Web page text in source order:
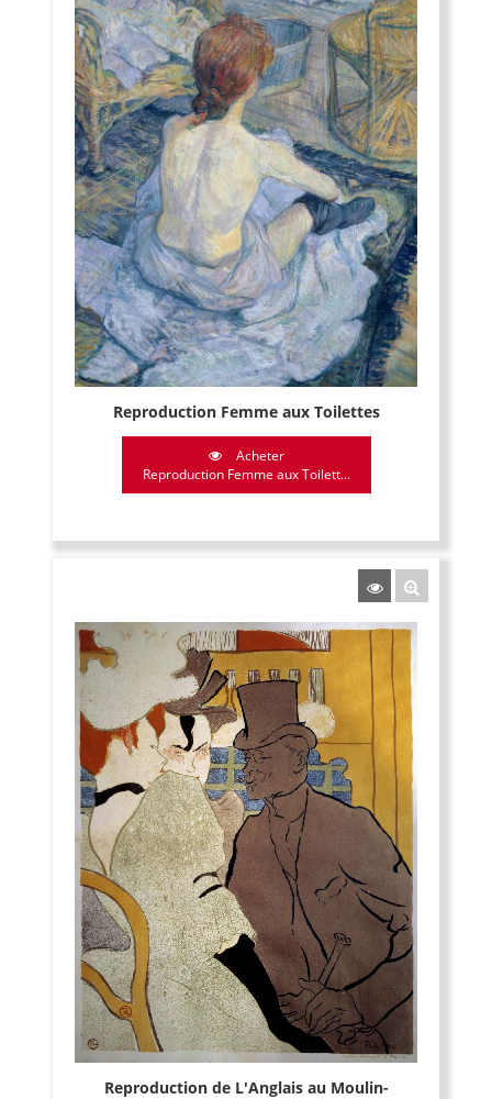
Reproduction Femme aux Toilettes
Acheter
Reproduction Femme aux Toilett...
Reproduction de L'Anglais au Moulin-